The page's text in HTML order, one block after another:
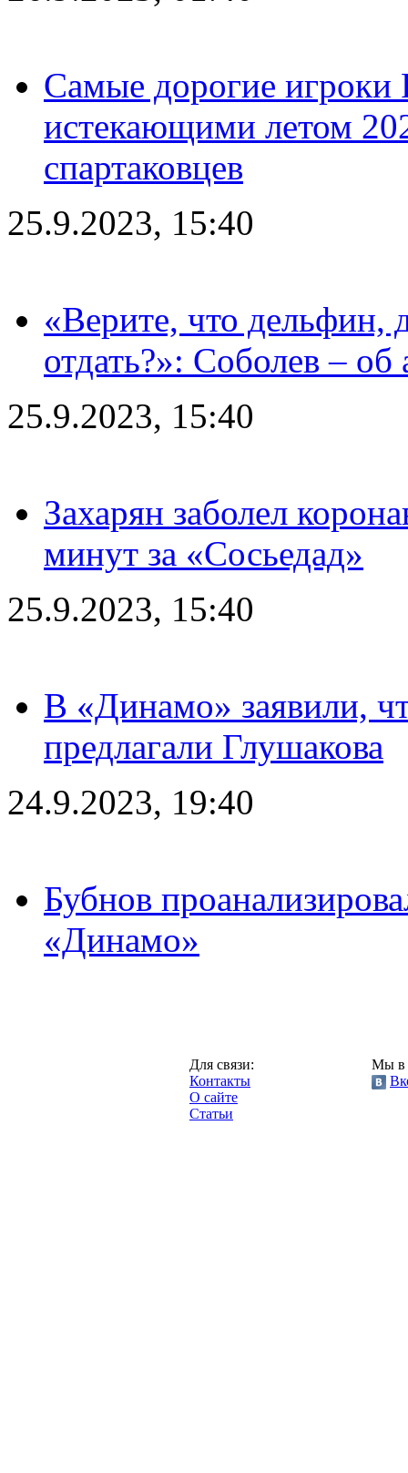
Самые дорогие игроки
истекающими летом
спартаковцев
25.9.2023, 15:40
«Верите, что дельфин,
отдать?»: Соболев – об
25.9.2023, 15:40
Захарян заболел
минут за «Сосьедад»
25.9.2023, 15:40
В «Динамо» заявили,
предлагали Глушакова
24.9.2023, 19:40
Бубнов
«Динамо»
Для связи:
Контакты
О сайте
Статьи
Мы в